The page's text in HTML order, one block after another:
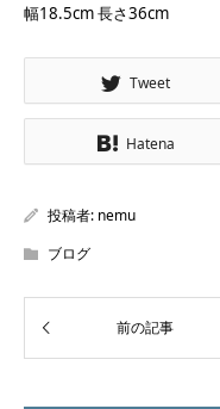
幅18.5cm 長さ36cm
Tweet
Hatena
投稿者: nemu
ブログ